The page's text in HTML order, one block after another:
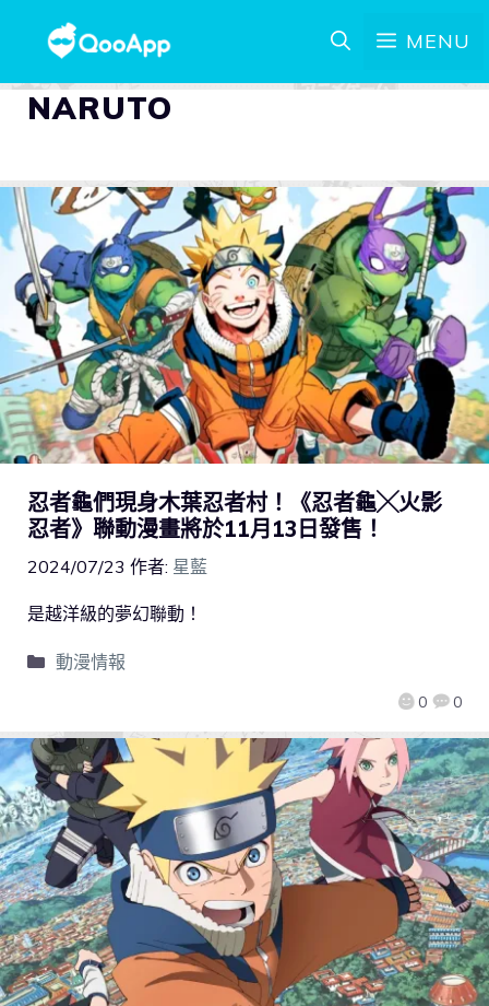
MENU
NARUTO
忍者龜們現身木葉忍者村！《忍者龜╳火影
忍者》聯動漫畫將於11月13日發售！
2024/07/23 作者: 星藍
0 0
是越洋級的夢幻聯動！
動漫情報